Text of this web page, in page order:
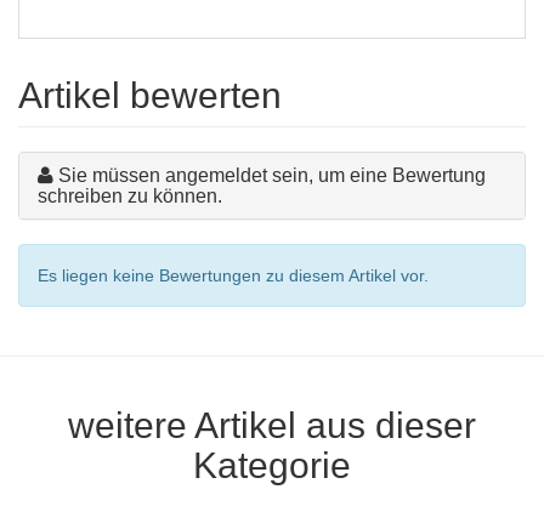
Artikel bewerten
Sie müssen angemeldet sein, um eine Bewertung
schreiben zu können.
Es liegen keine Bewertungen zu diesem Artikel vor.
weitere Artikel aus dieser
Kategorie